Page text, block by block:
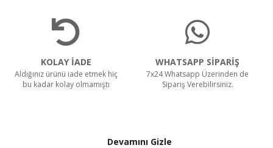
KOLAY İADE
Aldığınız ürünü iade etmek hiç
bu kadar kolay olmamıştı
WHATSAPP SİPARİŞ
7x24 Whatsapp Üzerinden de
Sipariş Verebilirsiniz.
Devamını Gizle